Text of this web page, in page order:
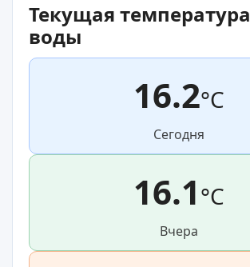
Текущая температура
воды
16.2°C
Сегодня
16.1°C
Вчера